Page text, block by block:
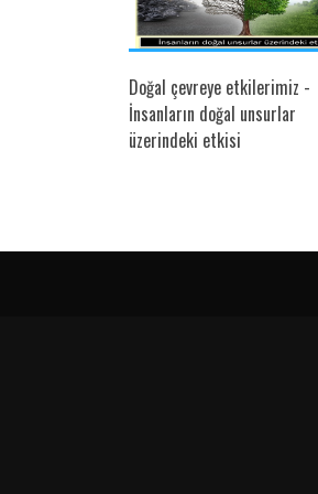
Doğal çevreye etkilerimiz -
İnsanların doğal unsurlar
üzerindeki etkisi